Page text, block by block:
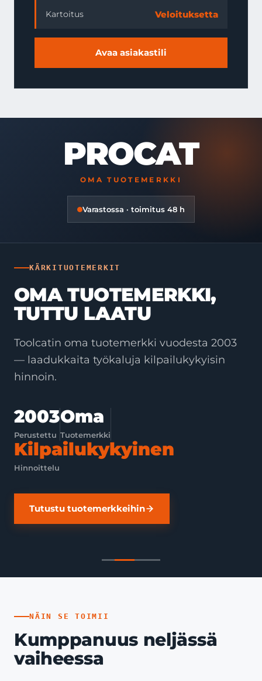
Kartoitus Veloituksetta
Avaa asiakastili
KÄRKITUOTEMERKIT
OMA TUOTEMERKKI,
TUTTU LAATU
Toolcatin oma tuotemerkki vuodesta 2003
— laadukkaita työkaluja kilpailukykyisin
hinnoin.
2003
Perustettu
Oma
Tuotemerkki
Kilpailukykyinen
Hinnoittelu
Tutustu tuotemerkkeihin
PROCAT
OMA TUOTEMERKKI
Varastossa · toimitus 48 h
NÄIN SE TOIMII
Kumppanuus neljässä
vaiheessa